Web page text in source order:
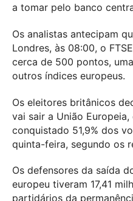
a tomar pelo banco
Os analistas antecipam
Londres, às 08:00, o
cerca de 500 pontos,
outros índices europeus.
Os eleitores britânicos
vai sair a União
conquistado 51,9% dos
quinta-feira, segundo os
Os defensores da saída
europeu tiveram 17,41
partidários da